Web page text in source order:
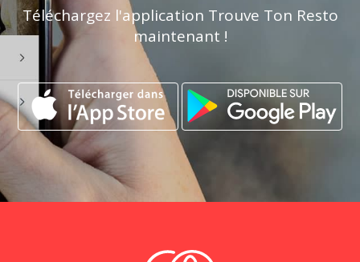
Téléchargez l'application Trouve Ton Resto
maintenant !